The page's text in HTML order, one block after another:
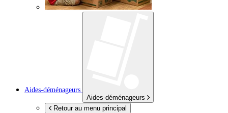
Aides-déménageurs
Aides-déménageurs
Retour au menu principal